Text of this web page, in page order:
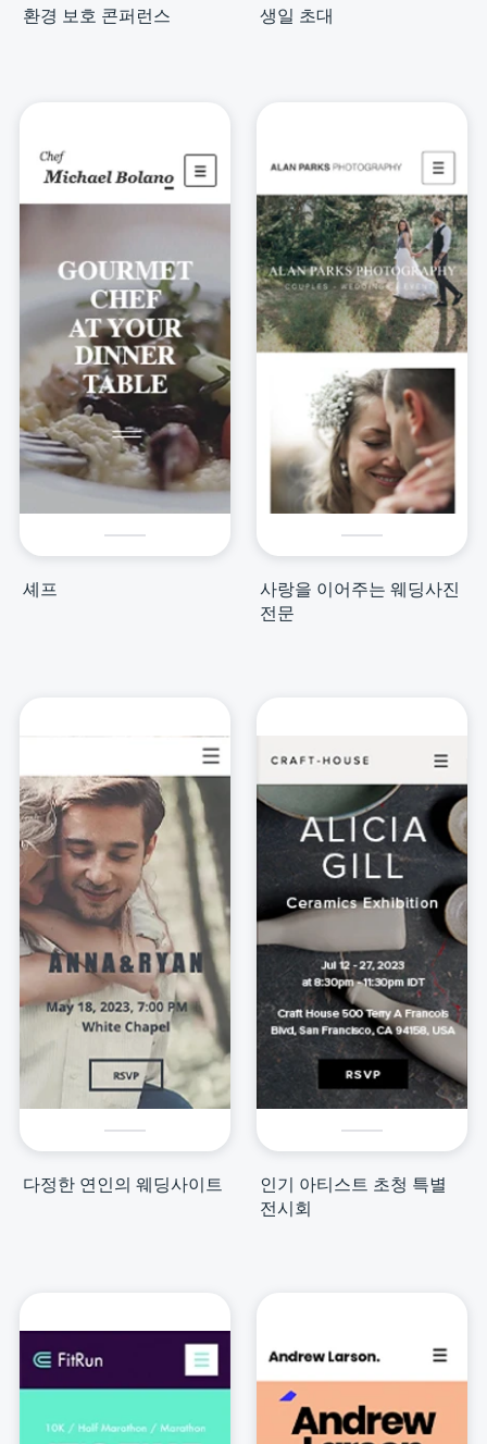
환경 보호 콘퍼런스 생일 초대
셰프
사랑을 이어주는 웨딩사진
전문
다정한 연인의 웨딩사이트
인기 아티스트 초청 특별
전시회